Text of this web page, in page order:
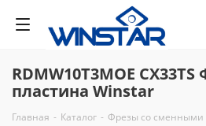
RDMW10T3MOE
пластина Winstar
Главная - Каталог - Фрезы со сменными